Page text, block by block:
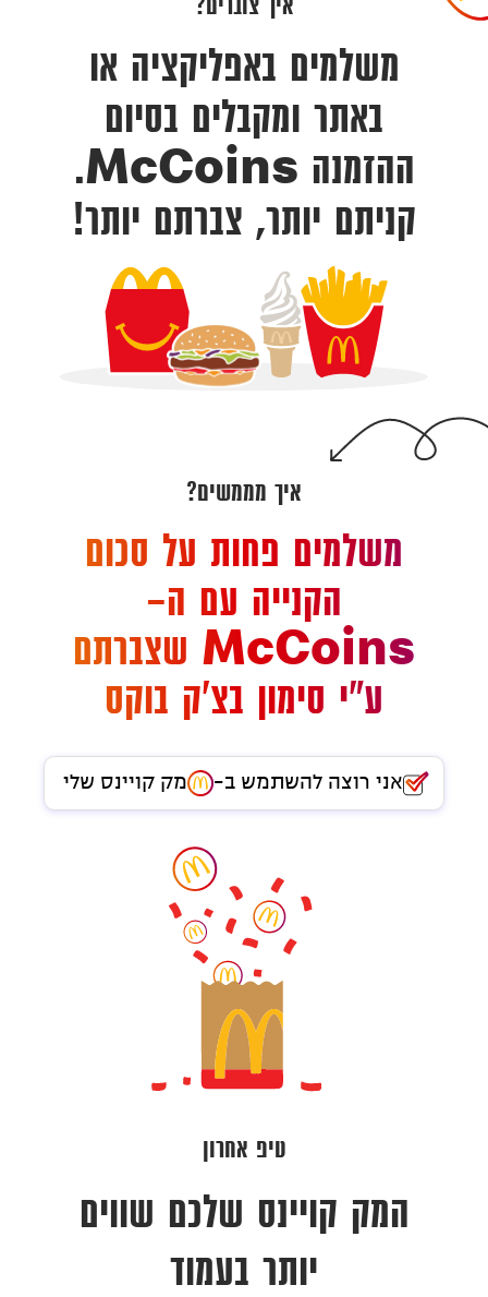
משלמים באפליקציה או
באתר ומקבלים בסיום
ההזמנה McCoins.
קניתם יותר, צברתם יותר!
איך מממשים?
משלמים פחות על סכום
הקנייה עם ה-
McCoins שצברתם
ע"י סימון בצ'ק בוקס
אני רוצה להשתמש ב- מק קויינס שלי
טיפ אחרון
המק קויינס שלכם שווים
יותר בעמוד